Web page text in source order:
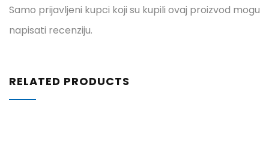
Samo prijavljeni kupci koji su kupili ovaj proizvod mogu
napisati recenziju.
RELATED PRODUCTS
ZATRAŽITE